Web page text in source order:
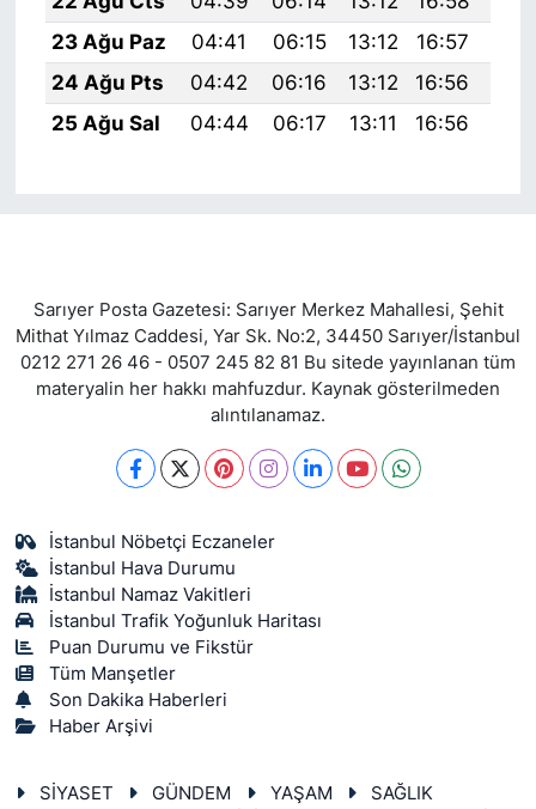
23 Ağu Paz
04:41 06:15 13:12 16:57
24 Ağu Pts
04:42 06:16 13:12 16:56
25 Ağu Sal
04:44 06:17 13:11 16:56
Sarıyer Posta Gazetesi: Sarıyer Merkez Mahallesi, Şehit
Mithat Yılmaz Caddesi, Yar Sk. No:2, 34450 Sarıyer/İstanbul
0212 271 26 46 - 0507 245 82 81 Bu sitede yayınlanan tüm
materyalin her hakkı mahfuzdur. Kaynak gösterilmeden
alıntılanamaz.
İstanbul Nöbetçi Eczaneler
İstanbul Hava Durumu
İstanbul Namaz Vakitleri
İstanbul Trafik Yoğunluk Haritası
Puan Durumu ve Fikstür
Tüm Manşetler
Son Dakika Haberleri
Haber Arşivi
SİYASET GÜNDEM YAŞAM
SAĞLIK